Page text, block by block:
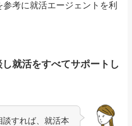
参考に就活エージェントを利
就活をすべてサポートし
談すれば、就活本